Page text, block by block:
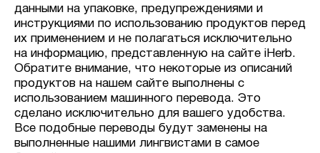
данными на упаковке, предупреждениями и
инструкциями по использованию продуктов перед
их применением и не полагаться исключительно
на информацию, представленную на сайте iHerb.
Обратите внимание, что некоторые из описаний
продуктов на нашем сайте выполнены с
использованием машинного перевода. Это
сделано исключительно для вашего удобства.
Все подобные переводы будут заменены на
выполненные нашими лингвистами в самое